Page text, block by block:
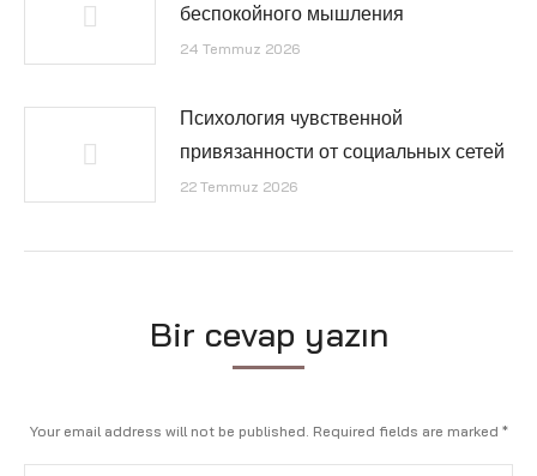
беспокойного мышления
24 Temmuz 2026
Психология чувственной
привязанности от социальных сетей
22 Temmuz 2026
Bir cevap yazın
Your email address will not be published. Required fields are marked *